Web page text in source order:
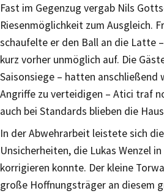
Fast im Gegenzug vergab Nils
Riesenmöglichkeit zum Ausgleich.
schaufelte er den Ball an die Latte
kurz vorher unmöglich auf. Die
Saisonsiege – hatten anschließend
Angriffe zu verteidigen – Atici traf
auch bei Standards blieben die
In der Abwehrarbeit leistete sich
Unsicherheiten, die Lukas Wenzel
korrigieren konnte. Der kleine
große Hoffnungsträger an diesem